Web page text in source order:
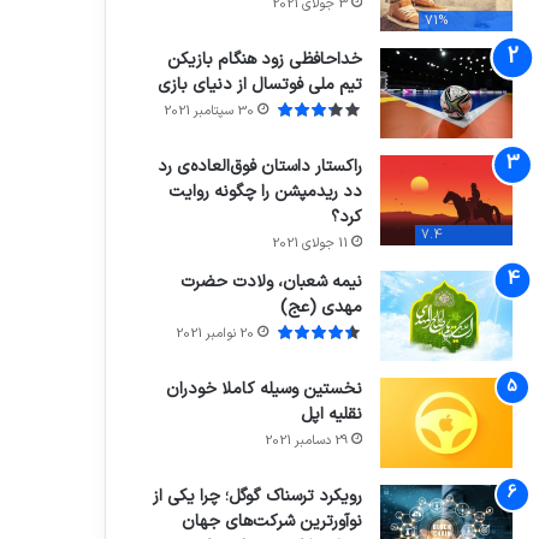
71%
3 جولای 2021
خداحافظی زود هنگام بازیکن
تیم ملی فوتسال از دنیای بازی
30 سپتامبر 2021
7.4
راکستار داستان فوق‌العاده‌ی رد
دد ریدمپشن را چگونه روایت
کرد؟
11 جولای 2021
نیمه شعبان، ولادت حضرت
مهدی (عج)
20 نوامبر 2021
نخستین وسیله کاملا خودران
نقلیه اپل
29 دسامبر 2021
رویکرد ترسناک گوگل؛ چرا یکی از
نوآورترین شرکت‌های جهان